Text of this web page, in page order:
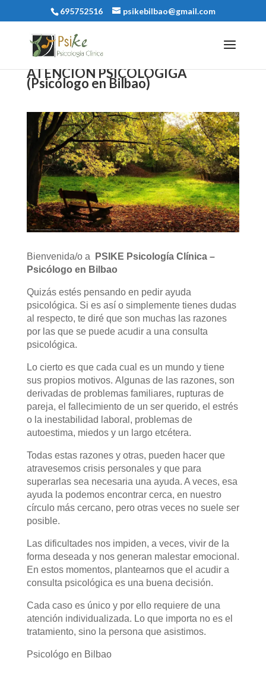
695752516 psikebilbao@gmail.com
ATENCIÓN PSICOLÓGIGA
(Psicólogo en Bilbao)
Bienvenida/o a
PSIKE Psicología Clínica –
Psicólogo en Bilbao
Quizás estés pensando en pedir ayuda
psicológica. Si es así o simplemente tienes dudas
al respecto, te diré que son muchas las razones
por las que se puede acudir a una consulta
psicológica.
Lo cierto es que cada cual es un mundo y tiene
sus propios motivos. Algunas de las razones, son
derivadas de problemas familiares, rupturas de
pareja, el fallecimiento de un ser querido, el estrés
o la inestabilidad laboral, problemas de
autoestima, miedos y un largo etcétera.
Todas estas razones y otras, pueden hacer que
atravesemos crisis personales y que para
superarlas sea necesaria una ayuda. A veces, esa
ayuda la podemos encontrar cerca, en nuestro
círculo más cercano, pero otras veces no suele ser
posible.
Las dificultades nos impiden, a veces, vivir de la
forma deseada y nos generan malestar emocional.
En estos momentos, plantearnos que el acudir a
consulta psicológica es una buena decisión.
Cada caso es único y por ello requiere de una
atención individualizada. Lo que importa no es el
tratamiento, sino la persona que asistimos.
Psicológo en Bilbao